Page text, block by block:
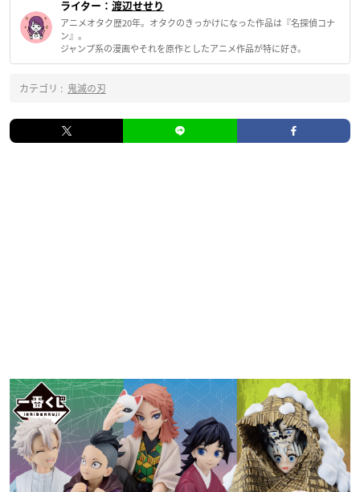
ライター： 渡辺せせり
アニメオタク歴20年。オタクのきっかけになった作品は『名探偵コナ
ン』。
ジャンプ系の漫画やそれを原作としたアニメ作品が特に好き。
カテゴリ : 鬼滅の刃